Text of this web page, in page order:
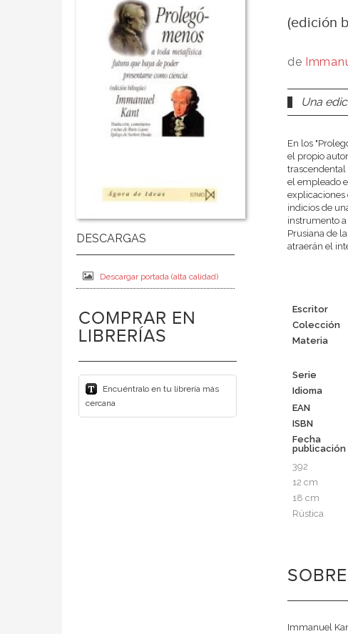
Descargar portada (alta calidad)
COMPRAR EN
LIBRERÍAS
Encuéntralo en tu librería más
cercana
(edición
de
Una
En los
el propio
trascendental
el empleado
explicaciones
indicios de
instrumento
Prusiana de
atraerán el
Escritor
Colección
Materia
Serie
Idioma
EAN
ISBN
Fecha
publicación
392
12 cm
18 cm
Rústica
Immanuel